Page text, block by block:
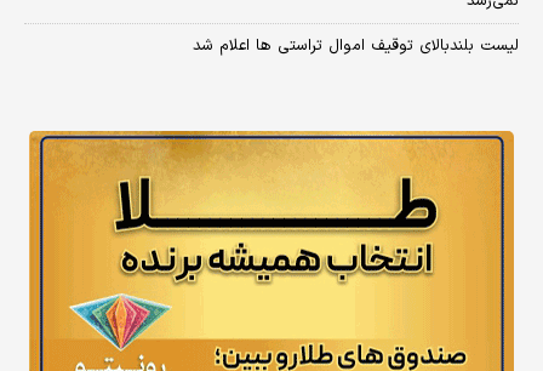
لیست بلندبالای توقیف اموال تراستی ها اعلام شد